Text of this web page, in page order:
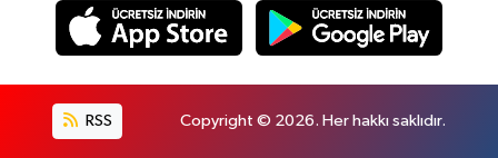
RSS Copyright © 2026. Her hakkı saklıdır.